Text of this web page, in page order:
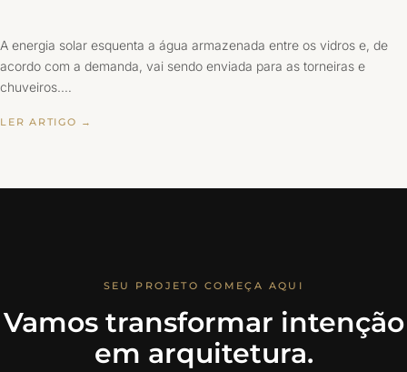
A energia solar esquenta a água armazenada entre os vidros e, de
acordo com a demanda, vai sendo enviada para as torneiras e
chuveiros.…
LER ARTIGO →
SEU PROJETO COMEÇA AQUI
Vamos transformar intenção
em arquitetura.